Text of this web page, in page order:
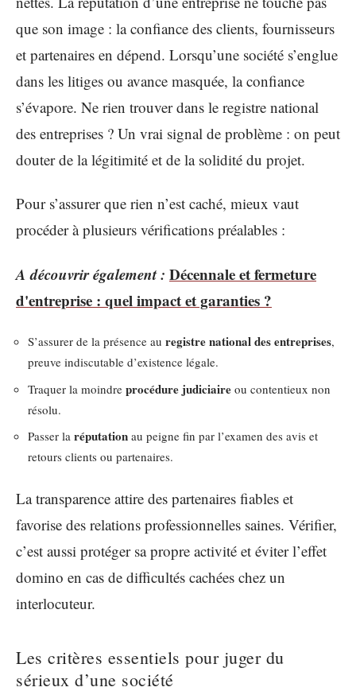
que son image : la confiance des clients, fournisseurs
et partenaires en dépend. Lorsqu’une société s’englue
dans les litiges ou avance masquée, la confiance
s’évapore. Ne rien trouver dans le registre national
des entreprises ? Un vrai signal de problème : on peut
douter de la légitimité et de la solidité du projet.
Pour s’assurer que rien n’est caché, mieux vaut
procéder à plusieurs vérifications préalables :
A découvrir également : Décennale et fermeture
d'entreprise : quel impact et garanties ?
S’assurer de la présence au registre national des entreprises,
preuve indiscutable d’existence légale.
Traquer la moindre procédure judiciaire ou contentieux non
résolu.
Passer la réputation au peigne fin par l’examen des avis et
retours clients ou partenaires.
La transparence attire des partenaires fiables et
favorise des relations professionnelles saines. Vérifier,
c’est aussi protéger sa propre activité et éviter l’effet
domino en cas de difficultés cachées chez un
interlocuteur.
Les critères essentiels pour juger du
sérieux d’une société